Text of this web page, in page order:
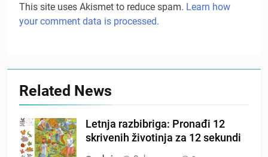
This site uses Akismet to reduce spam. Learn how
your comment data is processed.
Related News
Letnja razbibriga: Pronađi 12
skrivenih životinja za 12 sekundi